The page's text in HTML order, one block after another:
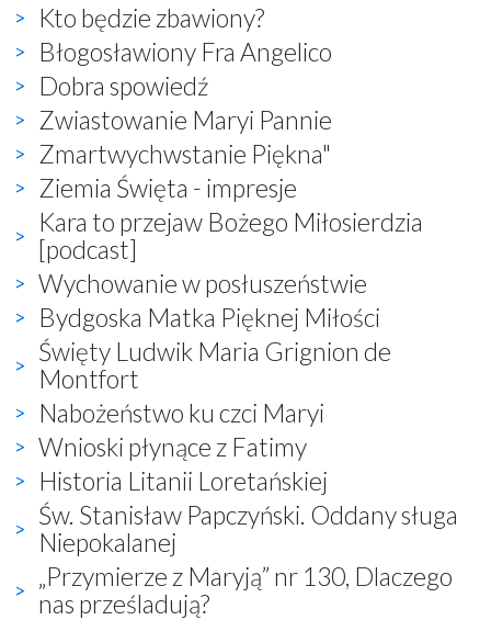
Kto będzie zbawiony?
Błogosławiony Fra Angelico
Dobra spowiedź
Zwiastowanie Maryi Pannie
Zmartwychwstanie Piękna"
Ziemia Święta - impresje
Kara to przejaw Bożego Miłosierdzia
[podcast]
Wychowanie w posłuszeństwie
Bydgoska Matka Pięknej Miłości
Święty Ludwik Maria Grignion de
Montfort
Nabożeństwo ku czci Maryi
Wnioski płynące z Fatimy
Historia Litanii Loretańskiej
Św. Stanisław Papczyński. Oddany sługa
Niepokalanej
„Przymierze z Maryją” nr 130, Dlaczego
nas prześladują?